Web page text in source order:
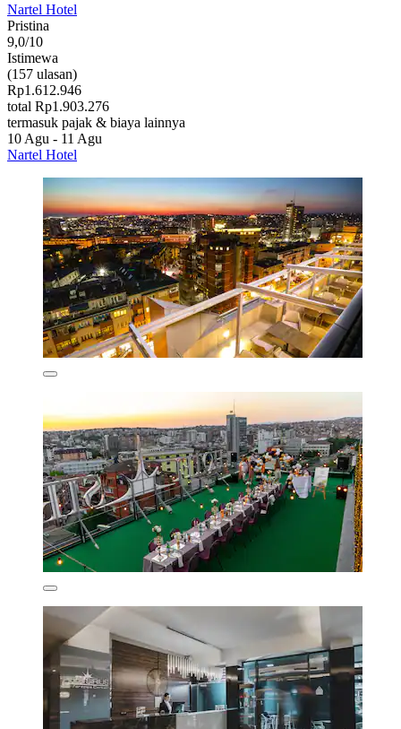
Nartel Hotel
Pristina
9,0/10
Istimewa
(157 ulasan)
Rp1.612.946
total Rp1.903.276
termasuk pajak & biaya lainnya
10 Agu - 11 Agu
Nartel Hotel